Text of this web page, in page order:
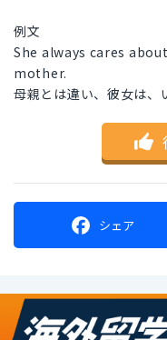
例文
She always cares
mother.
母親とは違い、彼女は、
シェア